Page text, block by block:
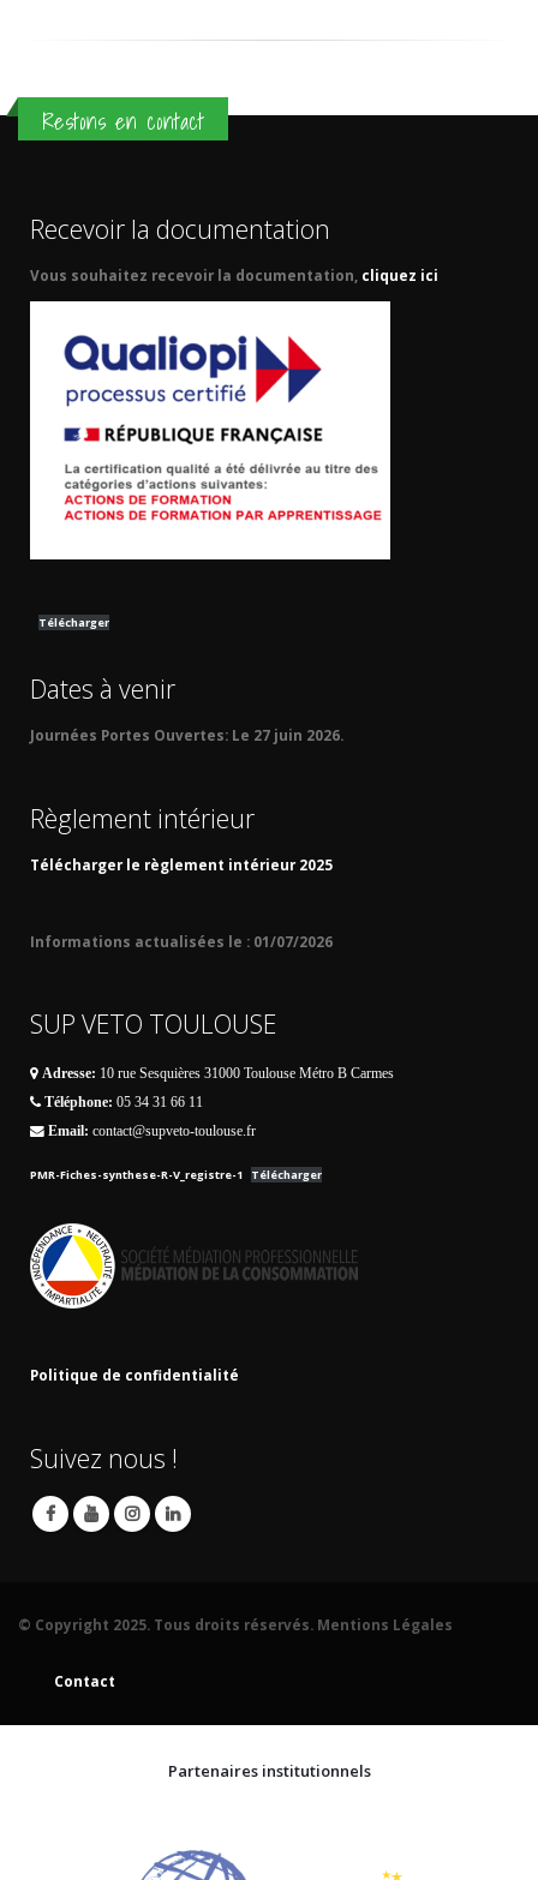
Restons en contact
Recevoir la documentation
Vous souhaitez recevoir la documentation, cliquez ici
Télécharger
Dates à venir
Journées Portes Ouvertes: Le 27 juin 2026.
Règlement intérieur
Télécharger le règlement intérieur 2025
Informations actualisées le : 01/07/2026
SUP VETO TOULOUSE
Adresse: 10 rue Sesquières 31000 Toulouse Métro B Carmes
Téléphone: 05 34 31 66 11
Email: contact@supveto-toulouse.fr
PMR-Fiches-synthese-R-V_registre-1 Télécharger
Politique de confidentialité
Suivez nous !
© Copyright 2025. Tous droits réservés. Mentions Légales
Contact
Partenaires institutionnels